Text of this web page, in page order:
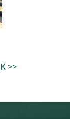
>>